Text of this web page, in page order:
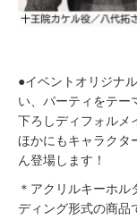
●イベントオリジナ
い、パーティをテー
下ろしディフォルメ
ほかにもキャラクタ
ん登場します！
＊アクリルキーホ
ディング形式の商品